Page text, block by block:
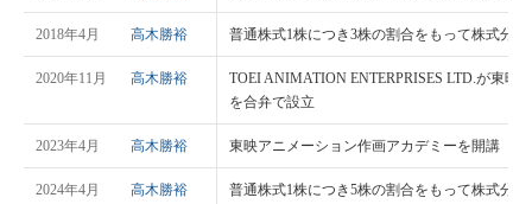
2018年4月 高木勝裕 普通株式1株につき3株の割合をもって株式分割
2020年11月 高木勝裕
TOEI ANIMATION ENTERPRISES LTD.が東映
を合弁で設立
2023年4月 高木勝裕 東映アニメーション作画アカデミーを開講
2024年4月 高木勝裕 普通株式1株につき5株の割合をもって株式分割